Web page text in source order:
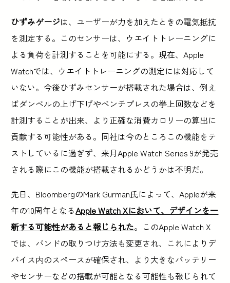
ひずみゲージは、ユーザーが力を加えたときの電気抵抗
を測定する。このセンサーは、ウエイトトレーニングに
よる負荷を計測することを可能にする。現在、Apple
Watchでは、ウエイトトレーニングの測定には対応して
いない。今後ひずみセンサーが搭載された場合は、例え
ばダンベルの上げ下げやベンチプレスの挙上回数などを
計測することが出来、より正確な消費カロリーの算出に
貢献する可能性がある。同社は今のところこの機能をテ
ストしているに過ぎず、来月Apple Watch Series 9が発売
される際にこの機能が搭載されるかどうかは不明だ。
先日、BloombergのMark Gurman氏によって、Appleが来
年の10周年となるApple Watch Xにおいて、デザインを一
新する可能性があると報じられた。このApple Watch X
では、バンドの取りつけ方法も変更され、これによりデ
バイス内のスペースが確保され、より大きなバッテリー
やセンサーなどの搭載が可能となる可能性も報じられて